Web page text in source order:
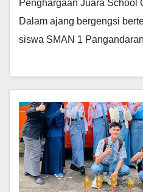
Penghargaan Juara School
Dalam ajang bergengsi
siswa SMAN 1